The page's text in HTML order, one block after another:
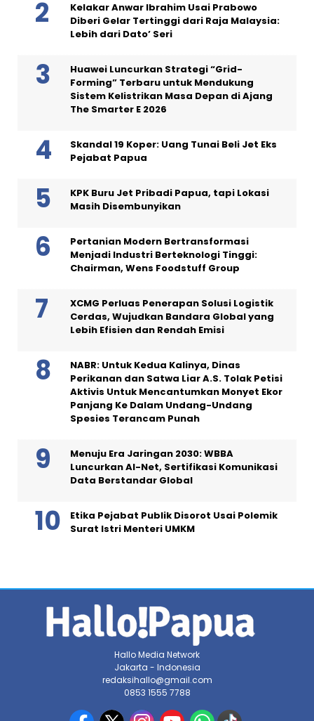
Kelakar Anwar Ibrahim Usai Prabowo
Diberi Gelar Tertinggi dari Raja Malaysia:
Lebih dari Dato’ Seri
Huawei Luncurkan Strategi “Grid-
Forming” Terbaru untuk Mendukung
Sistem Kelistrikan Masa Depan di Ajang
The Smarter E 2026
Skandal 19 Koper: Uang Tunai Beli Jet Eks
Pejabat Papua
KPK Buru Jet Pribadi Papua, tapi Lokasi
Masih Disembunyikan
Pertanian Modern Bertransformasi
Menjadi Industri Berteknologi Tinggi:
Chairman, Wens Foodstuff Group
XCMG Perluas Penerapan Solusi Logistik
Cerdas, Wujudkan Bandara Global yang
Lebih Efisien dan Rendah Emisi
NABR: Untuk Kedua Kalinya, Dinas
Perikanan dan Satwa Liar A.S. Tolak Petisi
Aktivis Untuk Mencantumkan Monyet Ekor
Panjang Ke Dalam Undang-Undang
Spesies Terancam Punah
Menuju Era Jaringan 2030: WBBA
Luncurkan AI-Net, Sertifikasi Komunikasi
Data Berstandar Global
Etika Pejabat Publik Disorot Usai Polemik
Surat Istri Menteri UMKM
Hallo Media Network
Jakarta - Indonesia
redaksihallo@gmail.com
0853 1555 7788